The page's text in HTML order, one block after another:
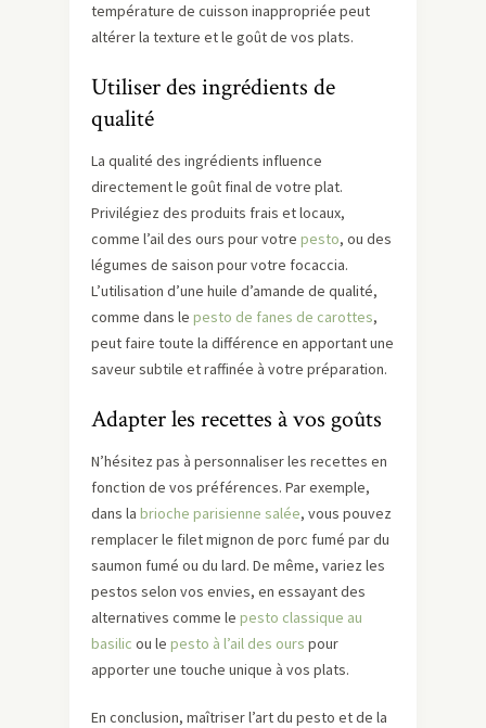
température de cuisson inappropriée peut
altérer la texture et le goût de vos plats.
Utiliser des ingrédients de
qualité
La qualité des ingrédients influence
directement le goût final de votre plat.
Privilégiez des produits frais et locaux,
comme l’ail des ours pour votre pesto, ou des
légumes de saison pour votre focaccia.
L’utilisation d’une huile d’amande de qualité,
comme dans le pesto de fanes de carottes,
peut faire toute la différence en apportant une
saveur subtile et raffinée à votre préparation.
Adapter les recettes à vos goûts
N’hésitez pas à personnaliser les recettes en
fonction de vos préférences. Par exemple,
dans la brioche parisienne salée, vous pouvez
remplacer le filet mignon de porc fumé par du
saumon fumé ou du lard. De même, variez les
pestos selon vos envies, en essayant des
alternatives comme le pesto classique au
basilic ou le pesto à l’ail des ours pour
apporter une touche unique à vos plats.
En conclusion, maîtriser l’art du pesto et de la